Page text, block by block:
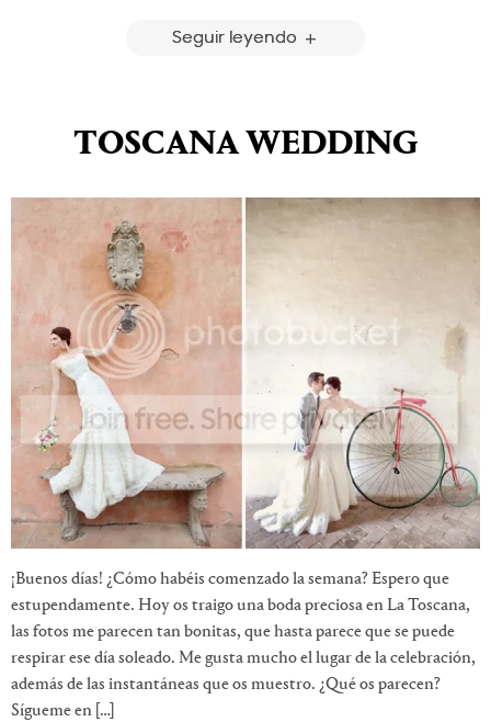
Seguir leyendo
TOSCANA WEDDING
¡Buenos días! ¿Cómo habéis comenzado la semana? Espero que
estupendamente. Hoy os traigo una boda preciosa en La Toscana,
las fotos me parecen tan bonitas, que hasta parece que se puede
respirar ese día soleado. Me gusta mucho el lugar de la celebración,
además de las instantáneas que os muestro. ¿Qué os parecen?
Sígueme en […]